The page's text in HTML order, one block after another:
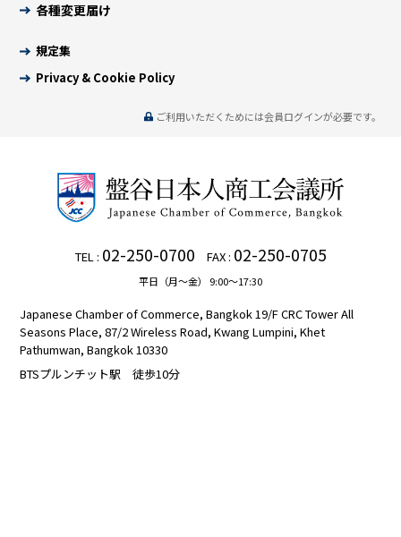
各種変更届け
規定集
Privacy & Cookie Policy
ご利用いただくためには会員ログインが必要です。
TEL : 02-250-0700 FAX : 02-250-0705
平日（月～金） 9:00～17:30
Japanese Chamber of Commerce, Bangkok 19/F CRC Tower All
Seasons Place, 87/2 Wireless Road, Kwang Lumpini, Khet
Pathumwan, Bangkok 10330
BTSプルンチット駅 徒歩10分